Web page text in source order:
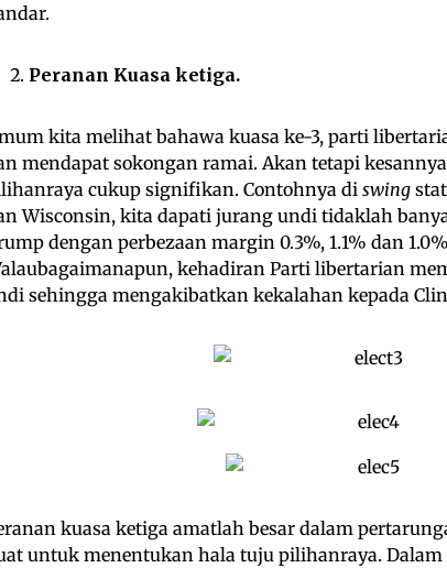
Peranan Kuasa ketiga.
kita melihat bahawa kuasa ke-3, parti
mendapat sokongan ramai. Akan tetapi
cukup signifikan. Contohnya di swing
Wisconsin, kita dapati jurang undi tidaklah
dengan perbezaan margin 0.3%, 1.1% dan
kehadiran Parti libertarian
sehingga mengakibatkan kekalahan kepada
kuasa ketiga amatlah besar dalam
untuk menentukan hala tuju pilihanraya. Dalam